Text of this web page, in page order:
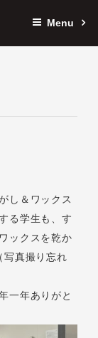
Menu
し＆ワックス
る学生も、す
ックスを乾か
写真撮り忘れ
一年ありがと